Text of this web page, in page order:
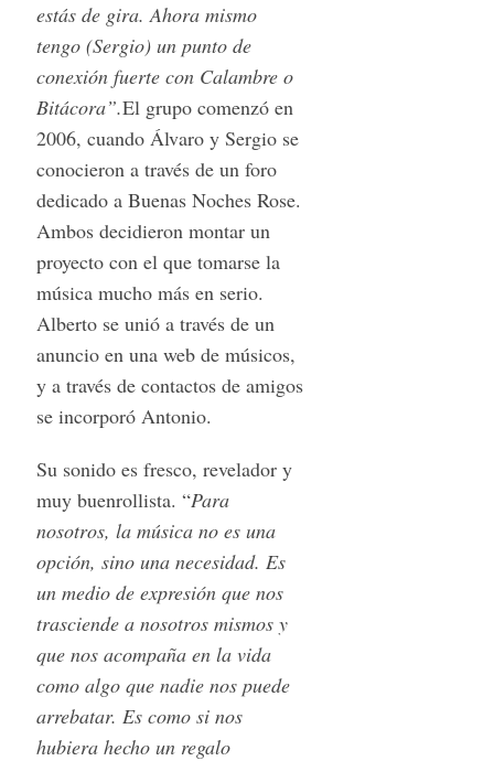
estás de gira. Ahora mismo
tengo (Sergio) un punto de
conexión fuerte con Calambre o
Bitácora”.El grupo comenzó en
2006, cuando Álvaro y Sergio se
conocieron a través de un foro
dedicado a Buenas Noches Rose.
Ambos decidieron montar un
proyecto con el que tomarse la
música mucho más en serio.
Alberto se unió a través de un
anuncio en una web de músicos,
y a través de contactos de amigos
se incorporó Antonio.
Su sonido es fresco, revelador y
muy buenrollista. “Para
nosotros, la música no es una
opción, sino una necesidad. Es
un medio de expresión que nos
trasciende a nosotros mismos y
que nos acompaña en la vida
como algo que nadie nos puede
arrebatar. Es como si nos
hubiera hecho un regalo